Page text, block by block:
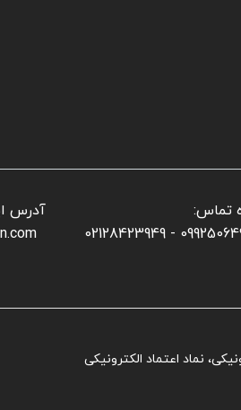
تماس:
09925064954 -
آدرس
نماد اعتماد الکترونیکی